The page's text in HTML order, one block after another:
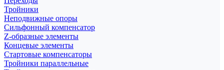
Тройники
Неподвижные опоры
Cильфонный компенсатор
Z-образные элементы
Концевые элементы
Стартовые компенсаторы
Тройники параллельные